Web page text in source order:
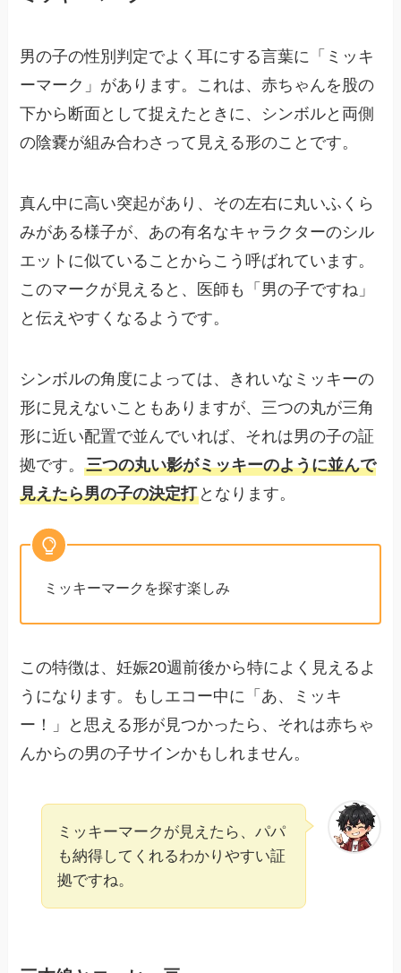
男の子の性別判定でよく耳にする言葉に「ミッキ
ーマーク」があります。これは、赤ちゃんを股の
下から断面として捉えたときに、シンボルと両側
の陰嚢が組み合わさって見える形のことです。
真ん中に高い突起があり、その左右に丸いふくら
みがある様子が、あの有名なキャラクターのシル
エットに似ていることからこう呼ばれています。
このマークが見えると、医師も「男の子ですね」
と伝えやすくなるようです。
シンボルの角度によっては、きれいなミッキーの
形に見えないこともありますが、三つの丸が三角
形に近い配置で並んでいれば、それは男の子の証
拠です。三つの丸い影がミッキーのように並んで
見えたら男の子の決定打 となります。
ミッキーマークを探す楽しみ
この特徴は、妊娠20週前後から特によく見えるよ
うになります。もしエコー中に「あ、ミッキ
ー！」と思える形が見つかったら、それは赤ちゃ
んからの男の子サインかもしれません。
ミッキーマークが見えたら、パパ
も納得してくれるわかりやすい証
拠ですね。